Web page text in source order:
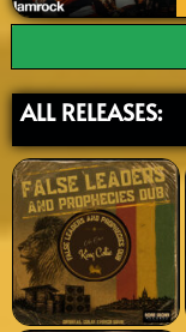
ALL RELEASES: